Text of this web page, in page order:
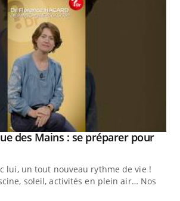
des Mains : se préparer pour
lui, un tout nouveau rythme de vie !
soleil, activités en plein air… Nos